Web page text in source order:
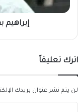
إبراهيم
اترك تعليقاً
لن يتم نشر عنوان بريدك